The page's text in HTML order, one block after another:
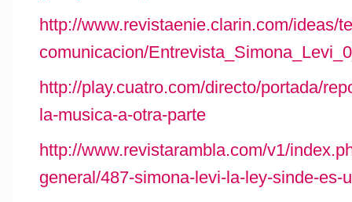
http://www.revistaenie.clarin.com/ideas/
comunicacion/
http://play.cuatro.com/directo/portada/
la-musica-a-otra-parte
http://www.revistarambla.com/v1/
general/487-simona-levi-la-ley-sinde-es-